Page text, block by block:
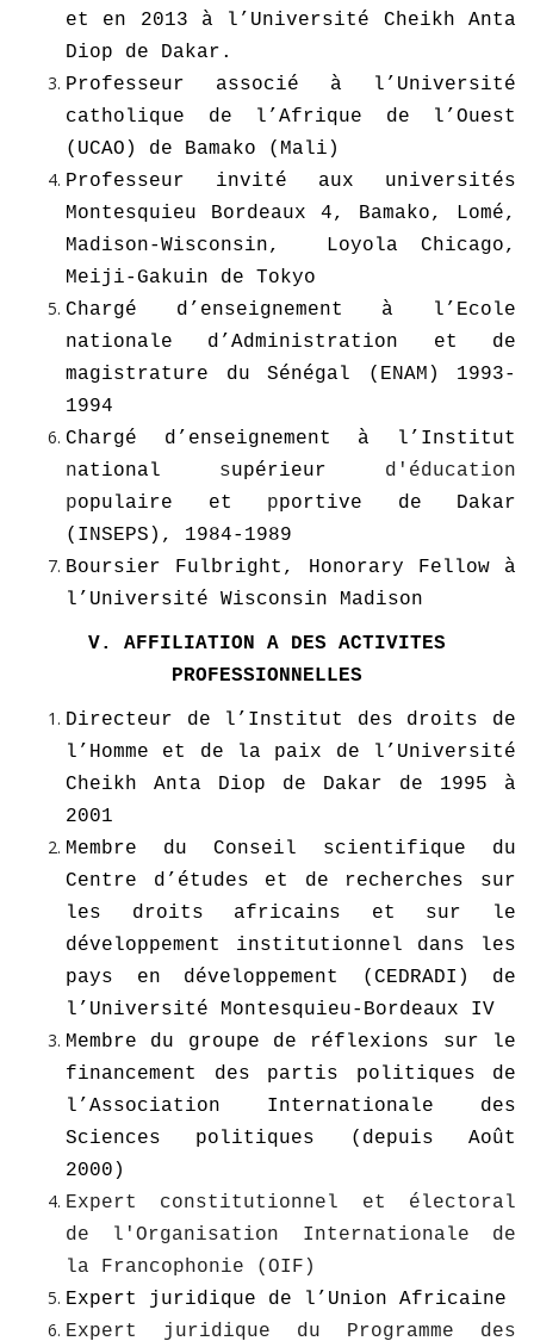
et en 2013 à l’Université Cheikh Anta
Diop de Dakar.
Professeur associé à l’Université
catholique de l’Afrique de l’Ouest
(UCAO) de Bamako (Mali)
Professeur invité aux universités
Montesquieu Bordeaux 4, Bamako, Lomé,
Madison-Wisconsin,
Loyola Chicago,
Meiji-Gakuin de Tokyo
Chargé d’enseignement à l’Ecole
nationale d’Administration et de
magistrature du Sénégal (ENAM) 1993-
1994
Chargé d’enseignement à l’Institut
national supérieur d'éducation
populaire et pportive de Dakar
(INSEPS), 1984-1989
Boursier Fulbright, Honorary Fellow à
l’Université Wisconsin Madison
V. AFFILIATION A DES ACTIVITES
PROFESSIONNELLES
Directeur de l’Institut des droits de
l’Homme et de la paix de l’Université
Cheikh Anta Diop de Dakar de 1995 à
2001
Membre du Conseil scientifique du
Centre d’études et de recherches sur
les droits africains et sur le
développement institutionnel dans les
pays en développement (CEDRADI) de
l’Université Montesquieu-Bordeaux IV
Membre du groupe de réflexions sur le
financement des partis politiques de
l’Association Internationale des
Sciences politiques (depuis Août
2000)
Expert constitutionnel et électoral
de l'Organisation Internationale de
la Francophonie (OIF)
Expert juridique de l’Union Africaine
Expert juridique du Programme des